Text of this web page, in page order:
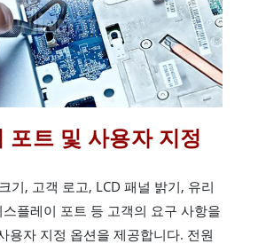
포트 및 사용자 지정
기, 고객 로고, LCD 패널 밝기, 유리
플레이 포트 등 고객의 요구 사항을
용자 지정 옵션을 제공합니다. 전원